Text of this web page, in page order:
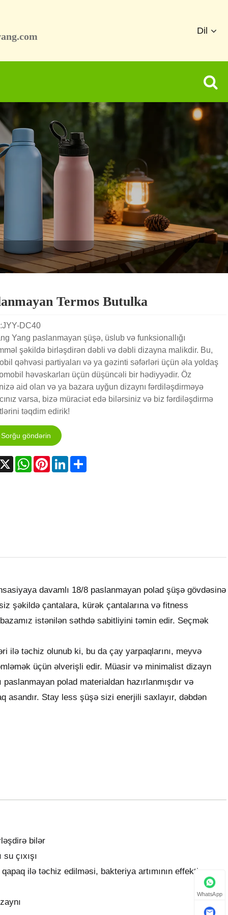
Dil
Termos Butulka
DC40
Yang paslanmayan şüşə, üslub və funksionallığı
şəkildə birləşdirən dəbli və dəbli dizayna malikdir. Bu,
qəhvəsi partiyaları və ya gəzinti səfərləri üçün əla yoldaş
həvəskarları üçün düşüncəli bir hədiyyədir. Öz
aid olan və ya bazara uyğun dizaynı fərdiləşdirməyə
varsa, bizə müraciət edə bilərsiniz və biz fərdiləşdirmə
təqdim edirik!
Sorğu göndərin
X WhatsApp
PinterestLinkedInShare
davamlı 18/8 paslanmayan polad şüşə gövdəsinə
şəkildə çantalara, kürək çantalarına və fitness
istənilən səthdə sabitliyini təmin edir. Seçmək
ilə təchiz olunub ki, bu da çay yarpaqlarını, meyvə
üçün əlverişli edir. Müasir və minimalist dizayn
polad materialdan hazırlanmışdır və
asandır. Stay less şüşə sizi enerjili saxlayır, dəbdən
bilər
çıxışı
ilə təchiz edilməsi, bakteriya artımının effektiv
WhatsApp